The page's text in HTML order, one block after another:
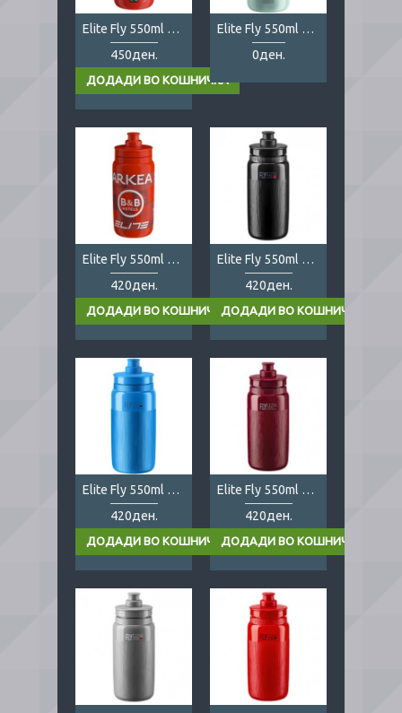
Elite Fly 550ml La Vuelta
450ден.
Elite Fly 550ml mint
0ден.
Elite Fly 550ml Pro Tour Arkea
420ден.
Elite Fly 550ml Tex black
420ден.
Elite Fly 550ml Tex blue
420ден.
Elite Fly 550ml Tex bordeaux
420ден.